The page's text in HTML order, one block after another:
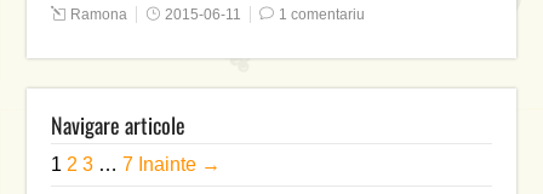
Ramona 2015-06-11 1 comentariu
Navigare articole
1 2 3 … 7 Inainte →